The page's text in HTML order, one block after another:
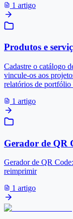
1 artigo
Produtos e
Cadastre o catálogo
vincule-os aos
relatórios de portfólio
1 artigo
Gerador de QR
Gerador de QR
reimprimir
1 artigo